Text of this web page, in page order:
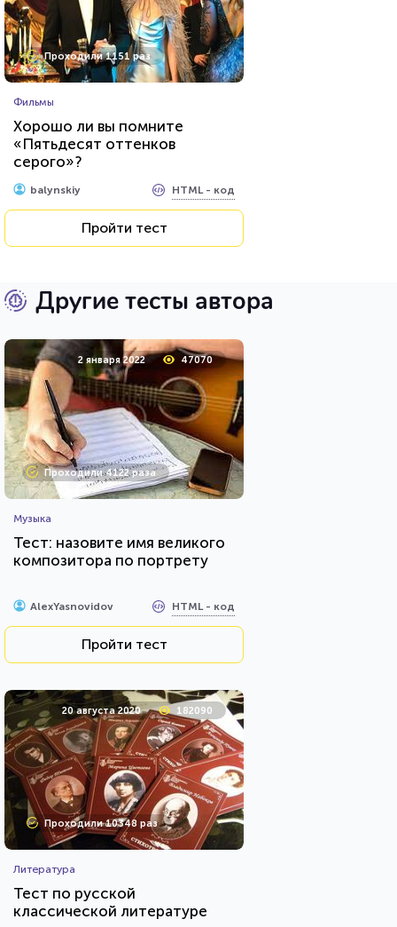
Проходили 1151 раз
Фильмы
Хорошо ли вы помните
«Пятьдесят оттенков
серого»?
balynskiy HTML - код
Пройти тест
Другие тесты автора
2 января 2022 47070
Проходили 4122 раза
Музыка
Тест: назовите имя великого
композитора по портрету
AlexYasnovidov HTML - код
Пройти тест
20 августа 2020 182090
Проходили 10348 раз
Литература
Тест по русской
классической литературе